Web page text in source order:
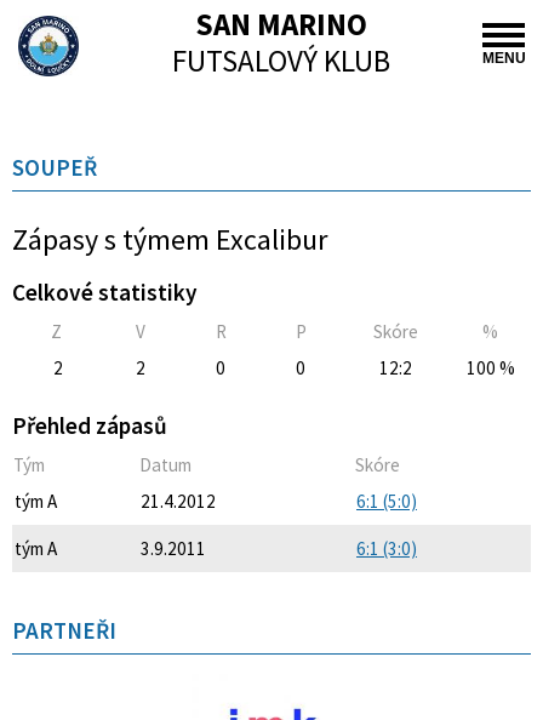
MENU
SAN MARINO
FUTSALOVÝ KLUB
SOUPEŘ
Zápasy s týmem Excalibur
Celkové statistiky
Z V R P Skóre
%
2
2 0 0 12:2 100 %
Přehled zápasů
Tým Datum
Skóre
tým A
21.4.2012 6:1 (5:0)
tým A 3.9.2011 6:1 (3:0)
PARTNEŘI